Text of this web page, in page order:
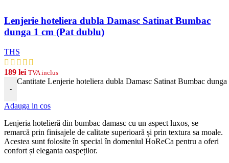
Lenjerie hoteliera dubla Damasc Satinat Bumbac
dunga 1 cm (Pat dublu)
THS
189 lei TVA inclus
-
Cantitate Lenjerie hoteliera dubla Damasc Satinat Bumbac
Adauga in cos
Lenjeria hotelieră din bumbac damasc cu un aspect luxos, se
remarcă prin finisajele de calitate superioară și prin textura sa moale.
Acestea sunt folosite în special în domeniul HoReCa pentru a oferi
confort și eleganta oaspeților.